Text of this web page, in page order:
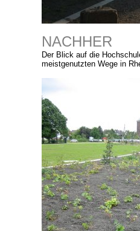
NACHHER
Der Blick auf die
meistgenutzten Wege in